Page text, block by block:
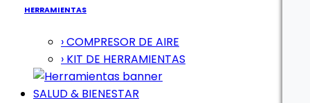
HERRAMIENTAS
› COMPRESOR DE AIRE
› KIT DE HERRAMIENTAS
SALUD & BIENESTAR